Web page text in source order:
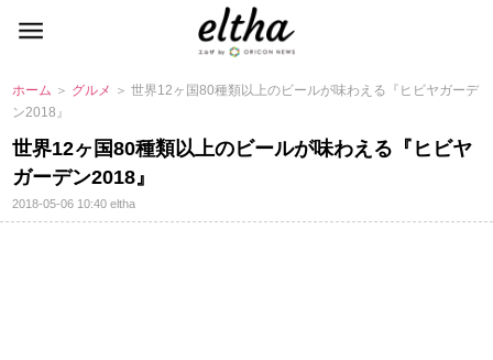
ホーム ＞ グルメ ＞ 世界12ヶ国80種類以上のビールが味わえる『ヒビヤガーデ
ン2018』
世界12ヶ国80種類以上のビールが味わえる『ヒビヤ
ガーデン2018』
2018-05-06 10:40eltha